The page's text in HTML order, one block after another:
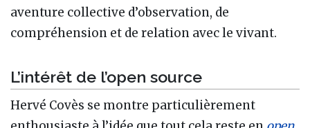
aventure collective d’observation, de
compréhension et de relation avec le vivant.
L’intérêt de l’open source
Hervé Covès se montre particulièrement